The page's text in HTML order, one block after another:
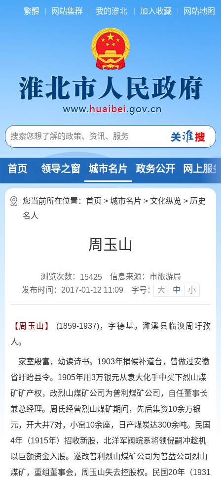
繁體 网站集群 我的淮北 加入收藏 网站地图
首页 领导之窗 城市名片 政务公开 网上服
您当前所在位置： 首页 > 城市名片 > 文化纵览 > 历史
名人
周玉山
浏览次数： 15425
信息来源：市旅游局
发布时间：2017-01-12 11:09
字号： 大 中 小
【周玉山】
(1859-1937)，字德基。濉溪县临涣周圩孜
人。
家室殷富，幼读诗书。1903年捐候补道台，曾做过安徽
省盱眙县令。1905年用3万银元从袁大化手中买下烈山煤
矿矿产权，改烈山煤矿公司为普利煤矿公司，自任董事长
兼总经理。周氏经营烈山煤矿期间，先后集资10余万银
元，开大井7对，小窑10余座，日产煤炭达300余吨。民国
4年（1915年）招收新股，北洋军阀皖系将领倪嗣冲趁机
以巨额资金入股。遂改普利烈山煤矿公司为普益公司烈山
煤矿，重组董事会，周玉山失去控股权。民国20年（1931